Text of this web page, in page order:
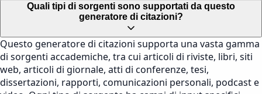
Quali tipi di sorgenti sono supportati da questo
generatore di citazioni?
Questo generatore di citazioni supporta una vasta gamma
di sorgenti accademiche, tra cui articoli di riviste, libri, siti
web, articoli di giornale, atti di conferenze, tesi,
dissertazioni, rapporti, comunicazioni personali, podcast e